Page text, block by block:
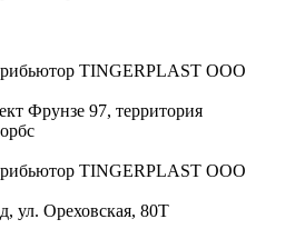
TINGERPLAST ООО
Фрунзе 97, территория
TINGERPLAST ООО
ул. Ореховская, 80Т